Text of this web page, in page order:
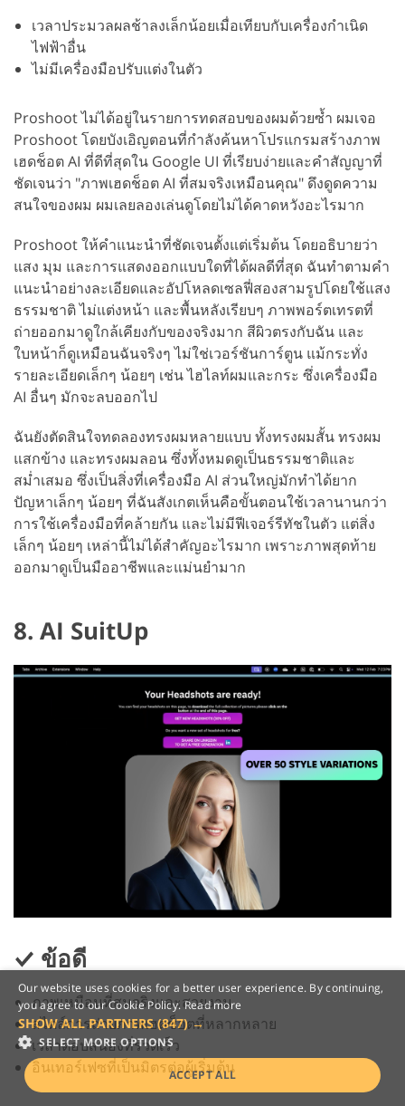
เวลาประมวลผลช้าลงเล็กน้อยเมื่อเทียบกับเครื่องกำเนิด
ไฟฟ้าอื่น
ไม่มีเครื่องมือปรับแต่งในตัว
Proshoot ไม่ได้อยู่ในรายการทดสอบของผมด้วยซ้ำ ผมเจอ
Proshoot โดยบังเอิญตอนที่กำลังค้นหาโปรแกรมสร้างภาพ
เฮดช็อต AI ที่ดีที่สุดใน Google UI ที่เรียบง่ายและคำสัญญาที่
ชัดเจนว่า "ภาพเฮดช็อต AI ที่สมจริงเหมือนคุณ" ดึงดูดความ
สนใจของผม ผมเลยลองเล่นดูโดยไม่ได้คาดหวังอะไรมาก
Proshoot ให้คำแนะนำที่ชัดเจนตั้งแต่เริ่มต้น โดยอธิบายว่า
แสง มุม และการแสดงออกแบบใดที่ได้ผลดีที่สุด ฉันทำตามคำ
แนะนำอย่างละเอียดและอัปโหลดเซลฟี่สองสามรูปโดยใช้แสง
ธรรมชาติ ไม่แต่งหน้า และพื้นหลังเรียบๆ ภาพพอร์ตเทรตที่
ถ่ายออกมาดูใกล้เคียงกับของจริงมาก สีผิวตรงกับฉัน และ
ใบหน้าก็ดูเหมือนฉันจริงๆ ไม่ใช่เวอร์ชันการ์ตูน แม้กระทั่ง
รายละเอียดเล็กๆ น้อยๆ เช่น ไฮไลท์ผมและกระ ซึ่งเครื่องมือ
AI อื่นๆ มักจะลบออกไป
ฉันยังตัดสินใจทดลองทรงผมหลายแบบ ทั้งทรงผมสั้น ทรงผม
แสกข้าง และทรงผมลอน ซึ่งทั้งหมดดูเป็นธรรมชาติและ
สม่ำเสมอ ซึ่งเป็นสิ่งที่เครื่องมือ AI ส่วนใหญ่มักทำได้ยาก
ปัญหาเล็กๆ น้อยๆ ที่ฉันสังเกตเห็นคือขั้นตอนใช้เวลานานกว่า
การใช้เครื่องมือที่คล้ายกัน และไม่มีฟีเจอร์รีทัชในตัว แต่สิ่ง
เล็กๆ น้อยๆ เหล่านี้ไม่ได้สำคัญอะไรมาก เพราะภาพสุดท้าย
ออกมาดูเป็นมืออาชีพและแม่นยำมาก
8. AI SuitUp
ข้อดี
ภาพเหมือนที่สมจริงและสวยงาม
สไตล์การถ่ายภาพเฮดช็อตที่หลากหลาย
เวลาตอบสนองที่รวดเร็ว
อินเทอร์เฟซที่เป็นมิตรต่อผู้เริ่มต้น
Our website uses cookies for a better user experience. By continuing,
you agree to our Cookie Policy.Read more
SHOW ALL PARTNERS(847) →
SELECT MORE OPTIONS
ACCEPT ALL